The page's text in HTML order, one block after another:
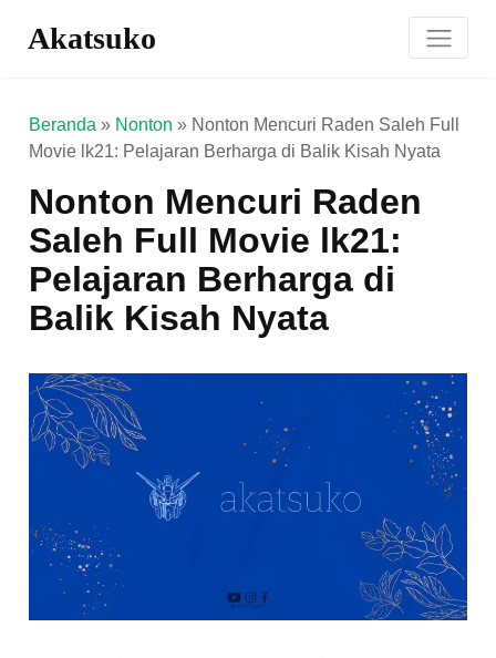
Akatsuko
Beranda » Nonton » Nonton Mencuri Raden Saleh Full
Movie lk21: Pelajaran Berharga di Balik Kisah Nyata
Nonton Mencuri Raden
Saleh Full Movie lk21:
Pelajaran Berharga di
Balik Kisah Nyata